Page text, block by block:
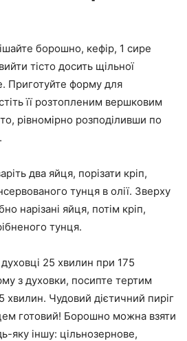
борошно, кефір, 1 сире
тісто досить щільної
Приготуйте форму для
її розтопленим вершковим
рівномірно розподіливши по
два яйця, порізати кріп,
тунця в олії. Зверху
нарізані яйця, потім кріп,
тунця.
духовці 25 хвилин при 175
з духовки, посипте тертим
хвилин. Чудовий дієтичний пиріг
готовий! Борошно можна взяти
яку іншу: цільнозернове,